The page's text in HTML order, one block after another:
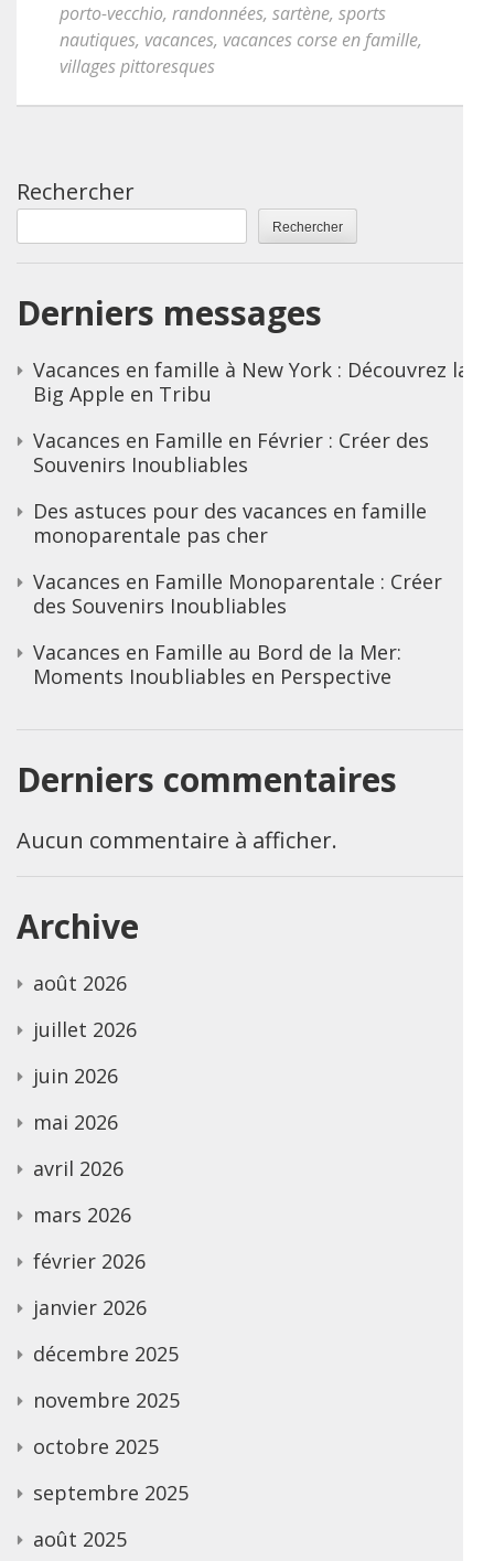
porto-vecchio, randonnées, sartène, sports
nautiques, vacances, vacances corse en famille,
villages pittoresques
Rechercher
Rechercher
Derniers messages
Vacances en famille à New York : Découvrez la
Big Apple en Tribu
Vacances en Famille en Février : Créer des
Souvenirs Inoubliables
Des astuces pour des vacances en famille
monoparentale pas cher
Vacances en Famille Monoparentale : Créer
des Souvenirs Inoubliables
Vacances en Famille au Bord de la Mer:
Moments Inoubliables en Perspective
Derniers commentaires
Aucun commentaire à afficher.
Archive
août 2026
juillet 2026
juin 2026
mai 2026
avril 2026
mars 2026
février 2026
janvier 2026
décembre 2025
novembre 2025
octobre 2025
septembre 2025
août 2025